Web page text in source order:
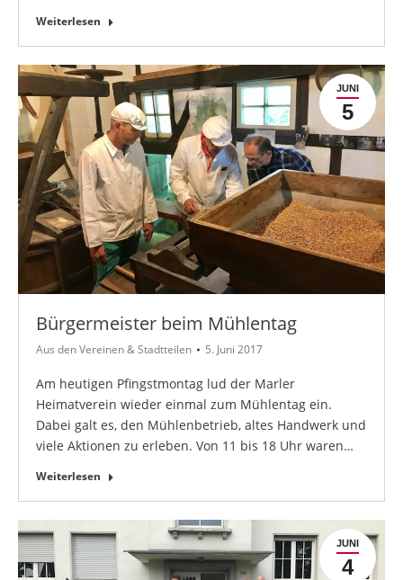
Weiterlesen
JUNI
5
Bürgermeister beim Mühlentag
Aus den Vereinen & Stadtteilen 5. Juni 2017
Am heutigen Pfingstmontag lud der Marler
Heimatverein wieder einmal zum Mühlentag ein.
Dabei galt es, den Mühlenbetrieb, altes Handwerk und
viele Aktionen zu erleben. Von 11 bis 18 Uhr waren…
Weiterlesen
JUNI
4